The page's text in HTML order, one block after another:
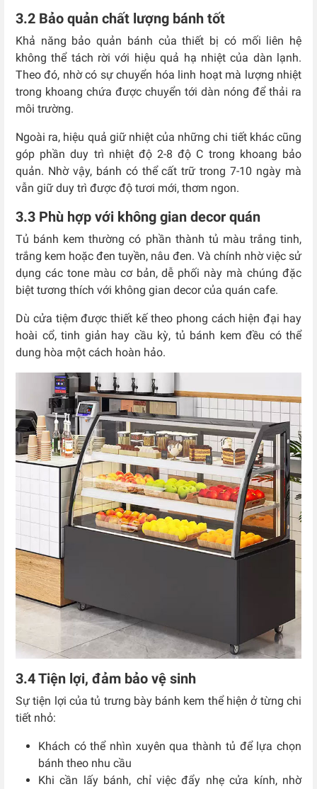
3.2 Bảo quản chất lượng bánh tốt
Khả năng bảo quản bánh của thiết bị có mối liên hệ
không thể tách rời với hiệu quả hạ nhiệt của dàn lạnh.
Theo đó, nhờ có sự chuyển hóa linh hoạt mà lượng nhiệt
trong khoang chứa được chuyển tới dàn nóng để thải ra
môi trường.
Ngoài ra, hiệu quả giữ nhiệt của những chi tiết khác cũng
góp phần duy trì nhiệt độ 2-8 độ C trong khoang bảo
quản. Nhờ vậy, bánh có thể cất trữ trong 7-10 ngày mà
vẫn giữ duy trì được độ tươi mới, thơm ngon.
3.3 Phù hợp với không gian decor quán
Tủ bánh kem thường có phần thành tủ màu trắng tinh,
trắng kem hoặc đen tuyền, nâu đen. Và chính nhờ việc sử
dụng các tone màu cơ bản, dễ phối này mà chúng đặc
biệt tương thích với không gian decor của quán cafe.
Dù cửa tiệm được thiết kế theo phong cách hiện đại hay
hoài cổ, tinh giản hay cầu kỳ, tủ bánh kem đều có thể
dung hòa một cách hoàn hảo.
3.4 Tiện lợi, đảm bảo vệ sinh
Sự tiện lợi của tủ trưng bày bánh kem thể hiện ở từng chi
tiết nhỏ:
Khách có thể nhìn xuyên qua thành tủ để lựa chọn
bánh theo nhu cầu
Khi cần lấy bánh, chỉ việc đẩy nhẹ cửa kính, nhờ